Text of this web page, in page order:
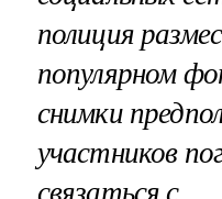
полиция
популярном
снимки
участников
связаться с